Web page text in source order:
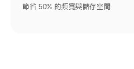
節省 50% 的頻寬與儲存空間